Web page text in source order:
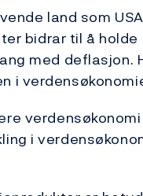
land som
bidrar til å
med deflasjon.
i
i